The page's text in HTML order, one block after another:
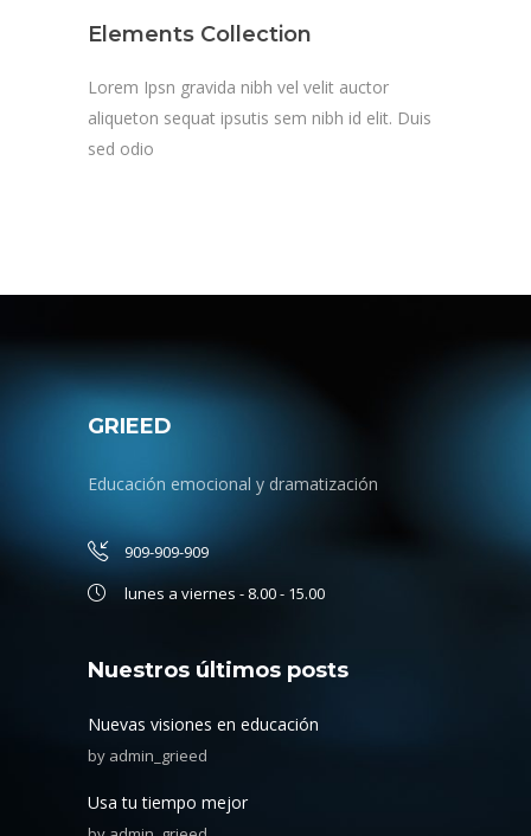
Elements Collection
Lorem Ipsn gravida nibh vel velit auctor
aliqueton sequat ipsutis sem nibh id elit. Duis
sed odio
GRIEED
Educación emocional y dramatización
909-909-909
lunes a viernes - 8.00 - 15.00
Nuestros últimos posts
Nuevas visiones en educación
by admin_grieed
Usa tu tiempo mejor